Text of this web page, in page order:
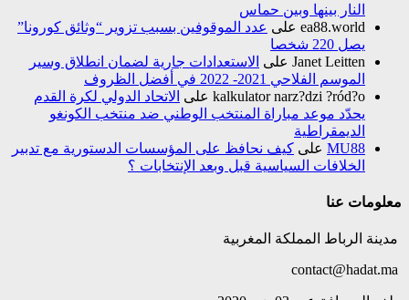
النار بينها وبين حماس
ea88.world على عدد الموقوفين بسبب تزوير “وثائق كورونا”
يصل 220 شخصا
Janet Leitten على الاستعدادات جارية لضمان انطلاق وسير
الموسم الفلاحي 2021- 2022 في أفضل الظروف
kalkulator narz?dzi ?ród?o على الاتحاد الدولي لكرة القدم
يحدّد موعد مباراة المنتخب الوطني ضد منتخب الكونغو
الديمقراطية
MU88 على كيف نحافظ على المؤسسات الدستورية مع تدبير
الخلافات السياسية قبل وبعد الإنتخابات ؟
معلومات عنا
مدينة الرباط المملكة المغربية